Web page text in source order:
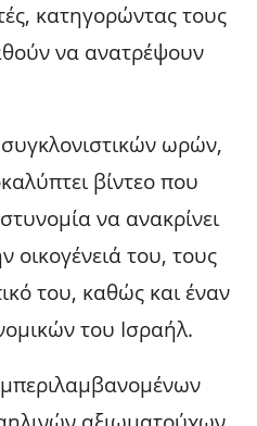
κατηγορώντας τους
να ανατρέψουν
ωρών,
βίντεο που
να ανακρίνει
οικογένειά του, τους
του, καθώς και έναν
του Ισραήλ.